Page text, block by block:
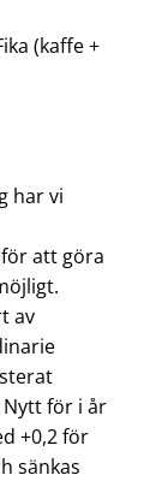
(kaffe +
har vi
att göra
av
för i år
+0,2 för
sänkas